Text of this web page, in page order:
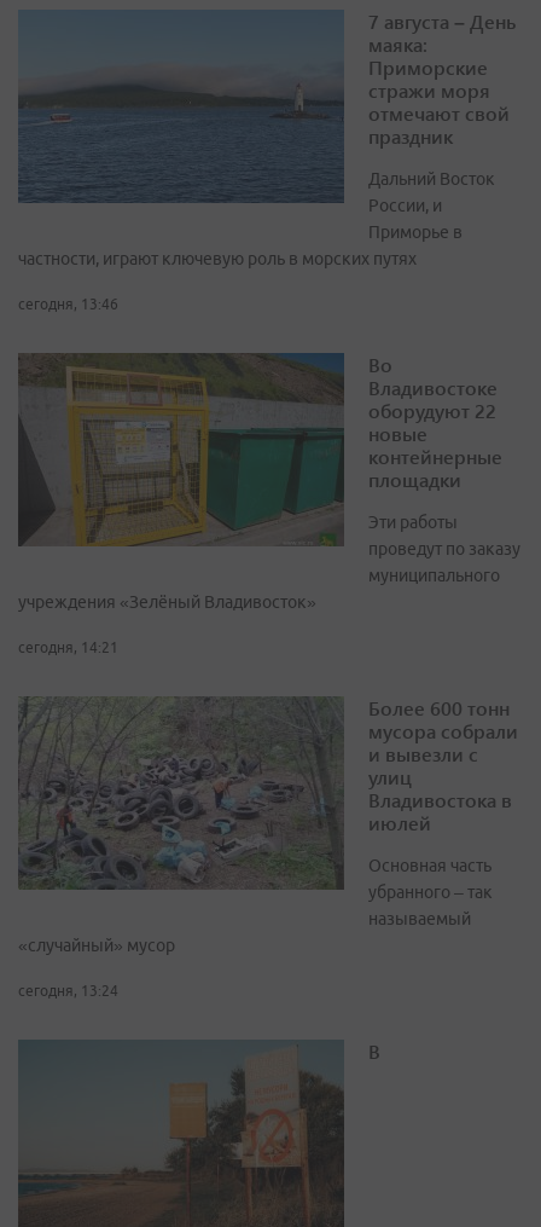
7 августа – День
маяка:
Приморские
стражи моря
отмечают свой
праздник
Дальний Восток
России, и
Приморье в
частности, играют ключевую роль в морских путях
сегодня, 13:46
Во
Владивостоке
оборудуют 22
новые
контейнерные
площадки
Эти работы
проведут по заказу
муниципального
учреждения «Зелёный Владивосток»
сегодня, 14:21
Более 600 тонн
мусора собрали
и вывезли с
улиц
Владивостока в
июлей
Основная часть
убранного – так
называемый
«случайный» мусор
сегодня, 13:24
В